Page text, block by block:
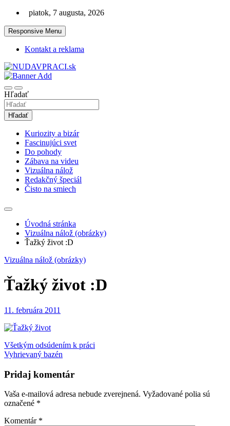
Skip
content
piatok, 7 augusta, 2026
Responsive Menu
Kontakt a reklama
nudaVpráci.sk
Hľadať
Hľadať
Kuriozity a bizár
Fascinujúci svet
Do pohody
Zábava na videu
Vizuálna nálož
Redakčný špeciál
Čisto na smiech
Úvodná stránka
Vizuálna nálož (obrázky)
Ťažký život :D
Vizuálna nálož (obrázky)
Ťažký život :D
11. februára 2011
Navigácia
v
článku
Všetkým odsúdením k práci
Vyhrievaný bazén
Pridaj komentár
Vaša e-mailová adresa nebude zverejnená. Vyžadované polia sú
označené *
Komentár *